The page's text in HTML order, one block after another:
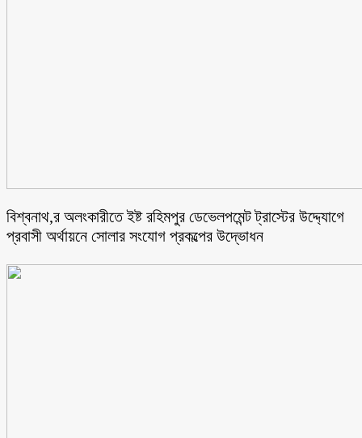
বিশ্বনাথ,র অলংকারীতে ইষ্ট রহিমপুর ডেভেলপমেন্ট ট্রাস্টের উদ্দ্যোগে
প্রবাসী অর্থায়নে সোলার সংযোগ প্রকল্পের উদ্ভোধন